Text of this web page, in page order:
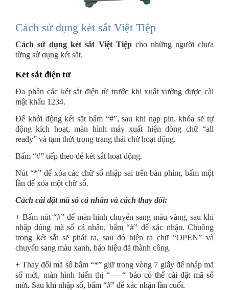
Cách sử dụng két sắt Việt Tiệp
Cách sử dụng két sắt Việt Tiệp cho những người chưa
từng sử dụng két sắt.
Két sắt điện tử
Đa phần các két sắt điện từ trước khi xuất xưởng được cài
mật khẩu 1234.
Để khởi động két sắt bấm “#”, sau khi nạp pin, khóa sẽ tự
động kích hoạt, màn hình máy xuất hiện dòng chữ “all
ready” và tạm thời trong trạng thái chờ hoạt động.
Bấm “#” tiếp theo để két sắt hoạt động.
Nút “*” để xóa các chữ số nhập sai trên bàn phím, bấm một
lần để xóa một chữ số.
Cách cài đặt mã số cá nhân và cách thay đổi:
+ Bấm nút “#” để màn hình chuyển sang màu vàng, sau khi
nhập đúng mã số cá nhân, bấm “#” để xác nhận. Chuông
trong két sắt sẽ phát ra, sau đó hiện ra chữ “OPEN” và
chuyển sang màu xanh, báo hiệu đã thành công.
+ Thay đổi mã số bấm “*” giữ trong vòng 7 giây để nhập mã
số mới, màn hình hiển thị “—–“ báo có thể cài đặt mã số
mới. Sau khi nhập số, bấm “#” để xác nhận lần cuối.